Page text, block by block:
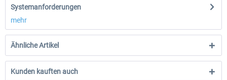
Systemanforderungen
mehr
Ähnliche Artikel
Kunden kauften auch